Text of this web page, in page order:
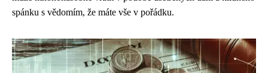
spánku s vědomím, že máte vše v pořádku.